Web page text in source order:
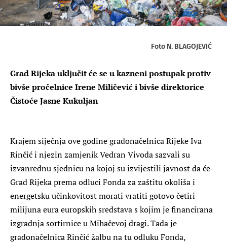
Foto N. BLAGOJEVIĆ
Grad Rijeka uključit će se u kazneni postupak protiv
bivše pročelnice Irene Miličević i bivše direktorice
Čistoće Jasne Kukuljan
Krajem siječnja ove godine gradonačelnica Rijeke Iva
Rinčić i njezin zamjenik Vedran Vivoda sazvali su
izvanrednu sjednicu na kojoj su izvijestili javnost da će
Grad Rijeka prema odluci Fonda za zaštitu okoliša i
energetsku učinkovitost morati vratiti gotovo četiri
milijuna eura europskih sredstava s kojim je financirana
izgradnja sortirnice u Mihačevoj dragi. Tada je
gradonačelnica Rinčić žalbu na tu odluku Fonda,